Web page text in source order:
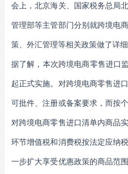
会上，北京海关、国家税务总局
管理部等主管部门分别就跨境电
策、外汇管理等相关政策做了详细
据了解，本次跨境电商零售进口
起正式实施。对跨境电商零售进
可批件、注册或备案要求，而按
对跨境电商零售进口清单内商品
环节增值税和消费税按法定应纳
一步扩大享受优惠政策的商品范